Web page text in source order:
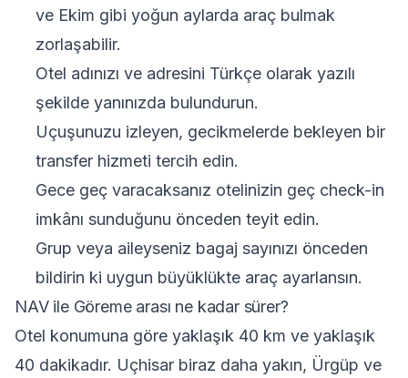
ve Ekim gibi yoğun aylarda araç bulmak
zorlaşabilir.
Otel adınızı ve adresini Türkçe olarak yazılı
şekilde yanınızda bulundurun.
Uçuşunuzu izleyen, gecikmelerde bekleyen bir
transfer hizmeti tercih edin.
Gece geç varacaksanız otelinizin geç check-in
imkânı sunduğunu önceden teyit edin.
Grup veya aileyseniz bagaj sayınızı önceden
bildirin ki uygun büyüklükte araç ayarlansın.
NAV ile Göreme arası ne kadar sürer?
Otel konumuna göre yaklaşık 40 km ve yaklaşık
40 dakikadır. Uçhisar biraz daha yakın, Ürgüp ve